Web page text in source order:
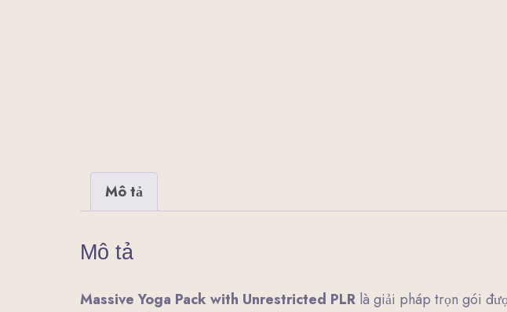
Mô tả
Mô tả
Massive Yoga Pack with Unrestricted PLR là giải pháp trọn gói